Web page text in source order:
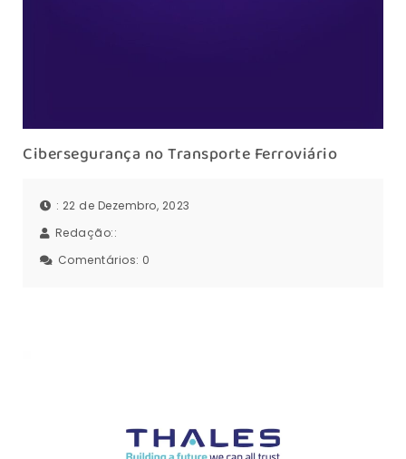
Cibersegurança no Transporte Ferroviário
: 22 de Dezembro, 2023
Redação::
Comentários: 0